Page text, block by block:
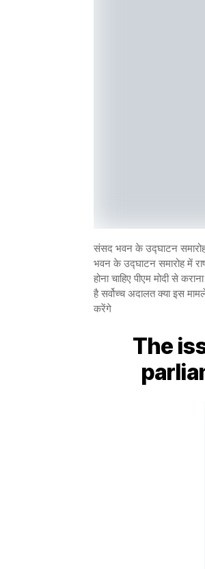
संसद भवन के उद्घाटन समारोह
भवन के उद्घाटन समारोह में
होना चाहिए पीएम मोदी से
है सर्वोच्च अदालत क्या इस
करेंगे
The